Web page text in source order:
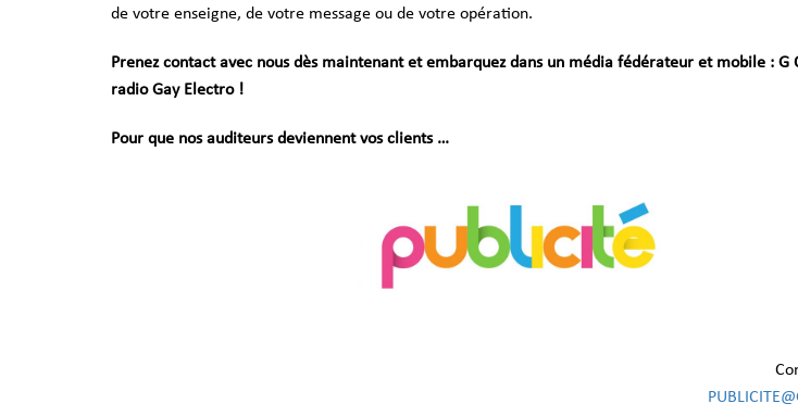
de votre enseigne, de votre message ou de votre opération.
Prenez contact avec nous dès maintenant et embarquez dans un média fédérateur et mobile : G
radio Gay Electro !
Pour que nos auditeurs deviennent vos clients …